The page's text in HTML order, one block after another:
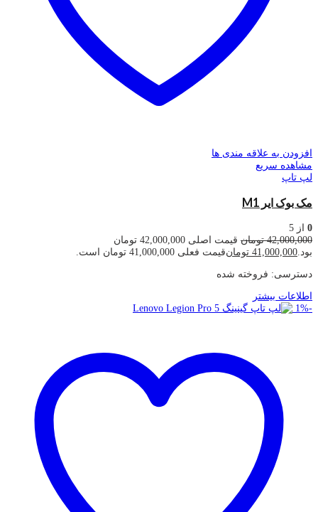
افزودن به علاقه مندی ها
مشاهده سریع
لپ تاپ
مک بوک ایر M1
0 از 5
42,000,000 تومان
قیمت اصلی 42,000,000 تومان
بود. 41,000,000 تومانقیمت فعلی 41,000,000 تومان است.
دسترسی: فروخته شده
اطلاعات بیشتر
-
1 %